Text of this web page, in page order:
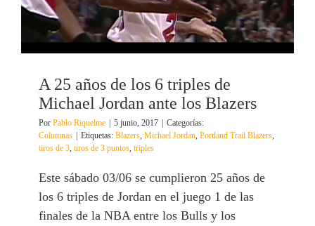
A 25 años de los 6 triples de
Michael Jordan ante los Blazers
Por Pablo Riquelme 5 junio, 2017
Categorías:
Columnas
Etiquetas: Blazers, Michael Jordan, Portland Trail Blazers,
tiros de 3, tiros de 3 puntos, triples
Este sábado 03/06 se cumplieron 25 años de
los 6 triples de Jordan en el juego 1 de las
finales de la NBA entre los Bulls y los